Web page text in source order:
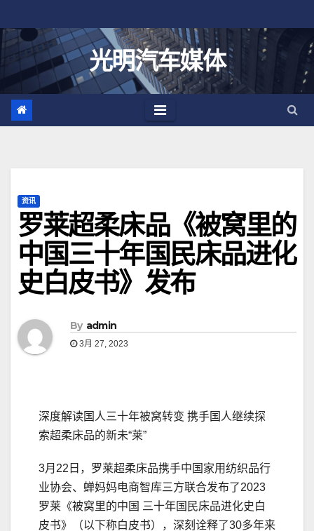
至
光明汽车媒体
资讯
罗莱超柔床品《被窝里的
中国三十年国民床品进化
史白皮书》发布
By admin
3月 27, 2023
深度解读国人三十年被窝转变 携手国人继续探
索超柔床品的新未“莱”
3月22日，罗莱超柔床品携手中国家用纺织品行
业协会、蝉妈妈电商智库三方联合发布了2023
罗莱《被窝里的中国 三十年国民床品进化史白
皮书》（以下称白皮书），深刻诠释了30多年来